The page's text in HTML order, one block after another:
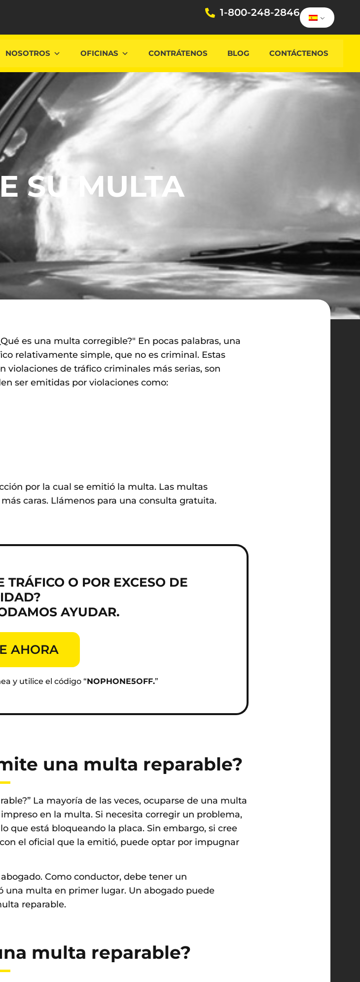
1-800-248-2846
NOSOTROS OFICINAS CONTRÁTENOS BLOG CONTÁCTENOS
SU MULTA
es una multa corregible?" En pocas palabras, una
relativamente simple, que no es criminal. Estas
de tráfico criminales más serias, son
ser emitidas por violaciones como:
por la cual se emitió la multa. Las multas
caras. Llámenos para una consulta gratuita.
O POR EXCESO DE
AYUDAR.
AHORA
y utilice el código “NOPHONE5OFF.”
una multa reparable?
La mayoría de las veces, ocuparse de una multa
en la multa. Si necesita corregir un problema,
que está bloqueando la placa. Sin embargo, si cree
el oficial que la emitió, puede optar por impugnar
Como conductor, debe tener un
una multa en primer lugar. Un abogado puede
reparable.
multa reparable?